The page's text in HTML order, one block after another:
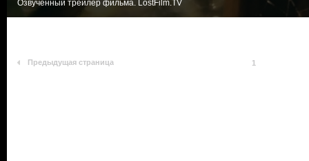
Озвученный трейлер фильма. LostFilm.TV
Предыдущая страница 1